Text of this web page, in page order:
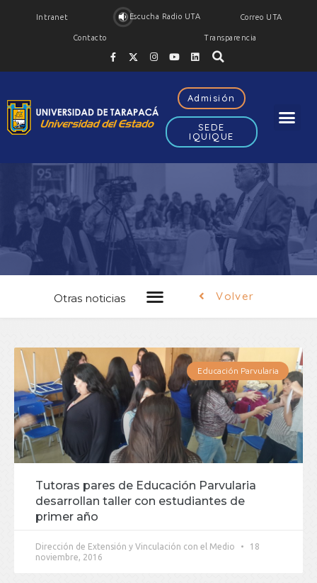
Intranet Escucha Radio UTA Correo UTA
Contacto Transparencia
Admisión
SEDE
IQUIQUE
NoticiasFEH
Otras noticias Volver
Educación Parvularia
Tutoras pares de Educación Parvularia
desarrollan taller con estudiantes de
primer año
Dirección de Extensión y Vinculación con el Medio
18
noviembre, 2016